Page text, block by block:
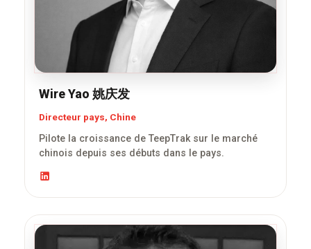
Wire Yao 姚庆发
Directeur pays, Chine
Pilote la croissance de TeepTrak sur le marché
chinois depuis ses débuts dans le pays.